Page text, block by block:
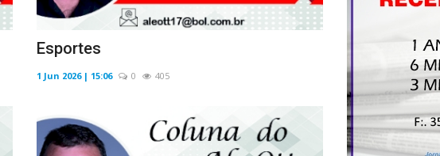
Esportes
1 Jun 2026 | 15:06 0 405